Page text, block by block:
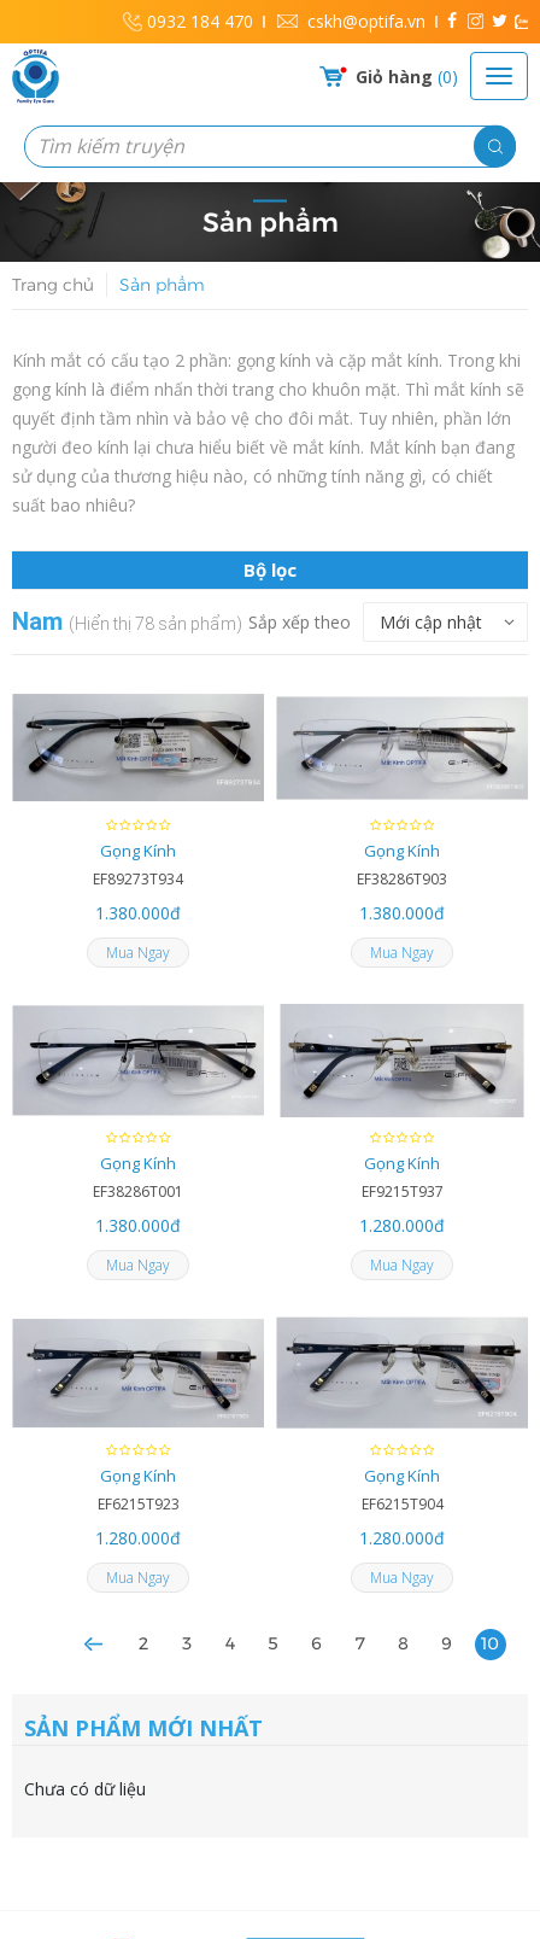
0932 184 470 cskh@optifa.vn
Giỏ hàng 0
Sản phẩm
Trang chủ Sản phẩm
Kính mắt có cấu tạo 2 phần: gọng kính và cặp mắt kính. Trong khi
gọng kính là điểm nhấn thời trang cho khuôn mặt. Thì mắt kính sẽ
quyết định tầm nhìn và bảo vệ cho đôi mắt. Tuy nhiên, phần lớn
người đeo kính lại chưa hiểu biết về mắt kính. Mắt kính bạn đang
sử dụng của thương hiệu nào, có những tính năng gì, có chiết
suất bao nhiêu?
Bộ lọc
Nam (Hiển thị 78 sản phẩm) Sắp xếp theo
Gọng Kính
EF89273T934
1.380.000đ
Mua Ngay
Gọng Kính
EF38286T903
1.380.000đ
Mua Ngay
Gọng Kính
EF38286T001
1.380.000đ
Mua Ngay
Gọng Kính
EF9215T937
1.280.000đ
Mua Ngay
Gọng Kính
EF6215T923
1.280.000đ
Mua Ngay
Gọng Kính
EF6215T904
1.280.000đ
Mua Ngay
2 3 4 5 6 7 8 9 10
SẢN PHẨM MỚI NHẤT
Chưa có dữ liệu